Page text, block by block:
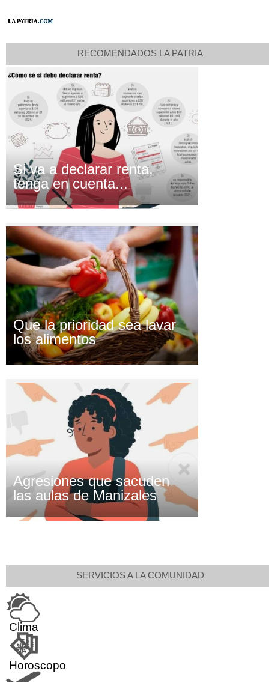
RECOMENDADOS LA PATRIA
Si va a declarar renta,
tenga en cuenta...
Que la prioridad sea lavar
los alimentos
Agresiones que sacuden
las aulas de Manizales
SERVICIOS A LA COMUNIDAD
Clima
Horoscopo